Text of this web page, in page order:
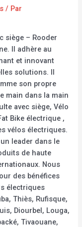
/ Par
siège – Rooder
Il adhère au
et innovant
solutions. Il
son propre
main dans la main
avec siège, Vélo
Bike électrique ,
vélos électriques.
leader dans le
de haute
Nous
des bénéfices
électriques
Thiès, Rufisque,
Diourbel, Louga,
Tivaouane,